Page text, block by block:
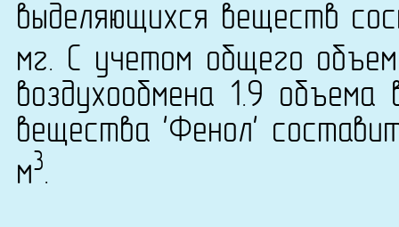
выделяющихся веществ
мг. С учетом общего
воздухообмена 1.9
вещества 'Фенол'
м3.